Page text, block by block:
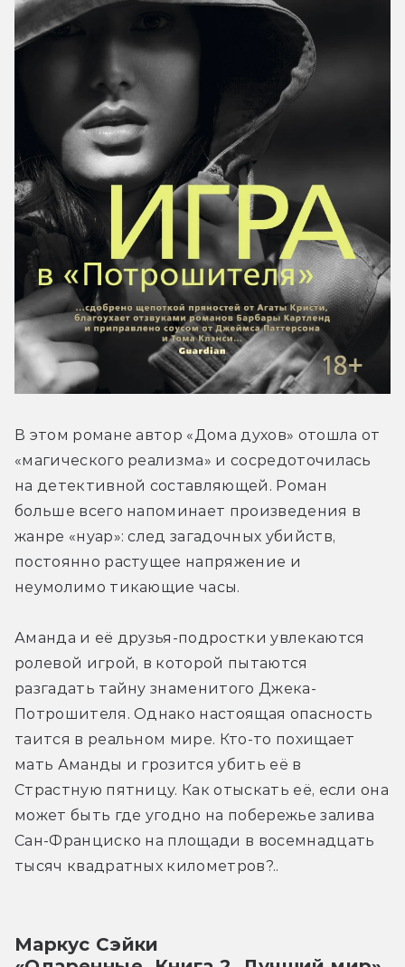
В этом романе автор «Дома духов» отошла от
«магического реализма» и сосредоточилась
на детективной составляющей. Роман
больше всего напоминает произведения в
жанре «нуар»: след загадочных убийств,
постоянно растущее напряжение и
неумолимо тикающие часы.
Аманда и её друзья-подростки увлекаются
ролевой игрой, в которой пытаются
разгадать тайну знаменитого Джека-
Потрошителя. Однако настоящая опасность
таится в реальном мире. Кто-то похищает
мать Аманды и грозится убить её в
Страстную пятницу. Как отыскать её, если она
может быть где угодно на побережье залива
Сан-Франциско на площади в восемнадцать
тысяч квадратных километров?..
Маркус Сэйки